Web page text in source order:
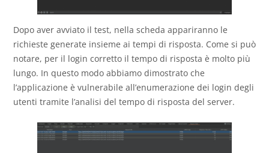
Dopo aver avviato il test, nella scheda appariranno le
richieste generate insieme ai tempi di risposta. Come si può
notare, per il login corretto il tempo di risposta è molto più
lungo. In questo modo abbiamo dimostrato che
l’applicazione è vulnerabile all’enumerazione dei login degli
utenti tramite l’analisi del tempo di risposta del server.